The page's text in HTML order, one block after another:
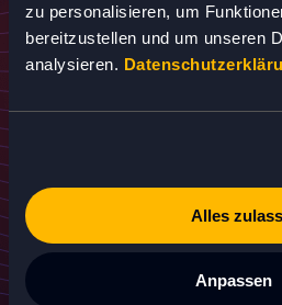
zu personalisieren, um
bereitzustellen und um unseren
analysieren.
Alles
Anpassen
ist intuitiv zu bedienen, denn es
einem riesigen virtuellen
Teilnehmenden synchron
sogar Inhalte auf dem
dass sich der Online-
Zudem können die
mit nur ein paar Klicks kleine
durchführen.
Doch wie immer gilt das Credo